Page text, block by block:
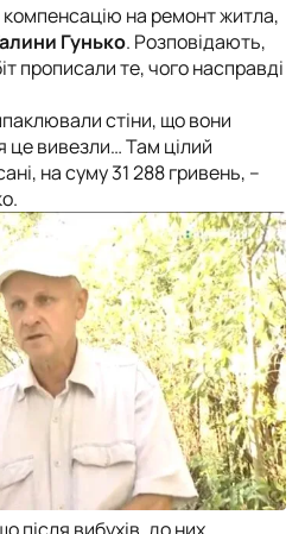
на ремонт житла,
Гунько. Розповідають,
прописали те, чого насправді
стіни, що вони
це вивезли… Там цілий
на суму 31 288 гривень, –